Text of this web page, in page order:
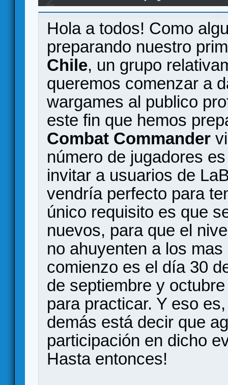
via Vassal.
Hola a todos! Como
preparando nuestro
Chile, un grupo
queremos comenzar a
wargames al publico
este fin que hemos
Combat Commander
número de jugadores
invitar a usuarios de
vendría perfecto para
único requisito es que
nuevos, para que el
no ahuyenten a los
comienzo es el día 30
de septiembre y
para practicar. Y eso
demás está decir que
participación en dicho
Hasta entonces!